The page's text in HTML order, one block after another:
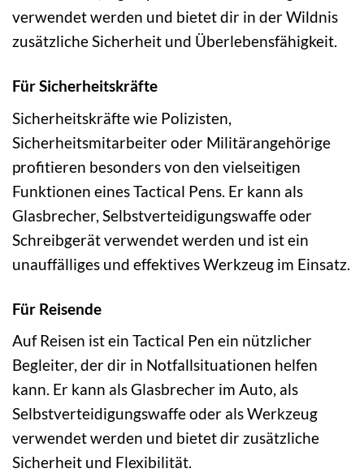
verwendet werden und bietet dir in der Wildnis
zusätzliche Sicherheit und Überlebensfähigkeit.
Für Sicherheitskräfte
Sicherheitskräfte wie Polizisten,
Sicherheitsmitarbeiter oder Militärangehörige
profitieren besonders von den vielseitigen
Funktionen eines Tactical Pens. Er kann als
Glasbrecher, Selbstverteidigungswaffe oder
Schreibgerät verwendet werden und ist ein
unauffälliges und effektives Werkzeug im Einsatz.
Für Reisende
Auf Reisen ist ein Tactical Pen ein nützlicher
Begleiter, der dir in Notfallsituationen helfen
kann. Er kann als Glasbrecher im Auto, als
Selbstverteidigungswaffe oder als Werkzeug
verwendet werden und bietet dir zusätzliche
Sicherheit und Flexibilität.